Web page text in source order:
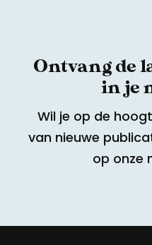
Ontvang de
in je
Wil je op de
van nieuwe
op onze